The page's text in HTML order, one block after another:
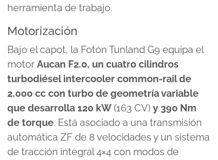
herramienta de trabajo.
Motorización
Bajo el capot, la Fotón Tunland G9 equipa el
motor Aucan F2.0, un cuatro cilindros
turbodiésel intercooler common-rail de
2.000 cc con turbo de geometría variable
que desarrolla 120 kW (163 CV) y 390 Nm
de torque. Está asociado a una transmisión
automática ZF de 8 velocidades y un sistema
de tracción integral 4×4 con modos de